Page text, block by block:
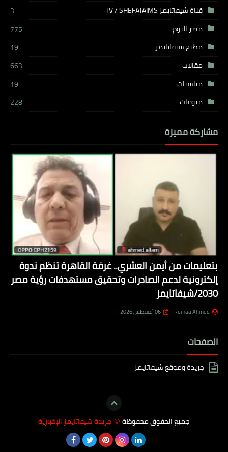
قناة شيفاتايمز TV / SHEFATAIMS
3
مصر اليوم
775
مطبخ شيفاتايمز
19
مقالات
663
مناسبات
19
منوعات
228
مشاركة مميزة
بتعليمات من أيمن العشري.. غرفة القاهرة تنظم ندوة
إلكترونية لدعم الصادرات وتحقيق مستهدفات رؤية مصر
2030/شيفاتايمز
Romaa Ahmed 06 أغسطس 2026
الصفحات
جريدة وموقع شيفاتايمز
جميع الحقوق محفوظة © جريدة شيفاتايمز الإخباريّة